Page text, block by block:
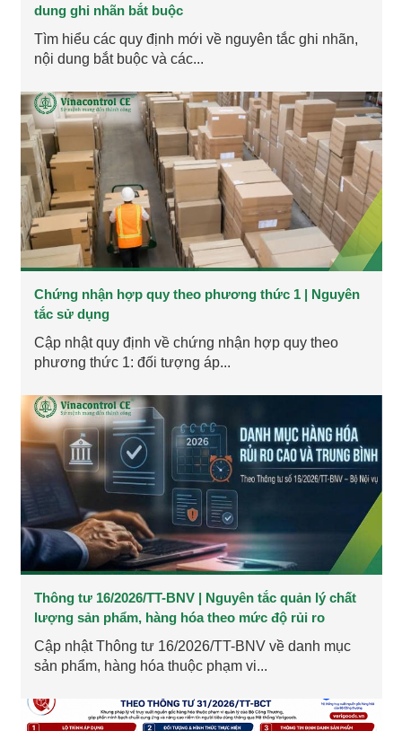
dung ghi nhãn bắt buộc
Tìm hiểu các quy định mới về nguyên tắc ghi nhãn,
nội dung bắt buộc và các...
Chứng nhận hợp quy theo phương thức 1 | Nguyên
tắc sử dụng
Cập nhật quy định về chứng nhận hợp quy theo
phương thức 1: đối tượng áp...
Thông tư 16/2026/TT-BNV | Nguyên tắc quản lý chất
lượng sản phẩm, hàng hóa theo mức độ rủi ro
Cập nhật Thông tư 16/2026/TT-BNV về danh mục
sản phẩm, hàng hóa thuộc phạm vi...